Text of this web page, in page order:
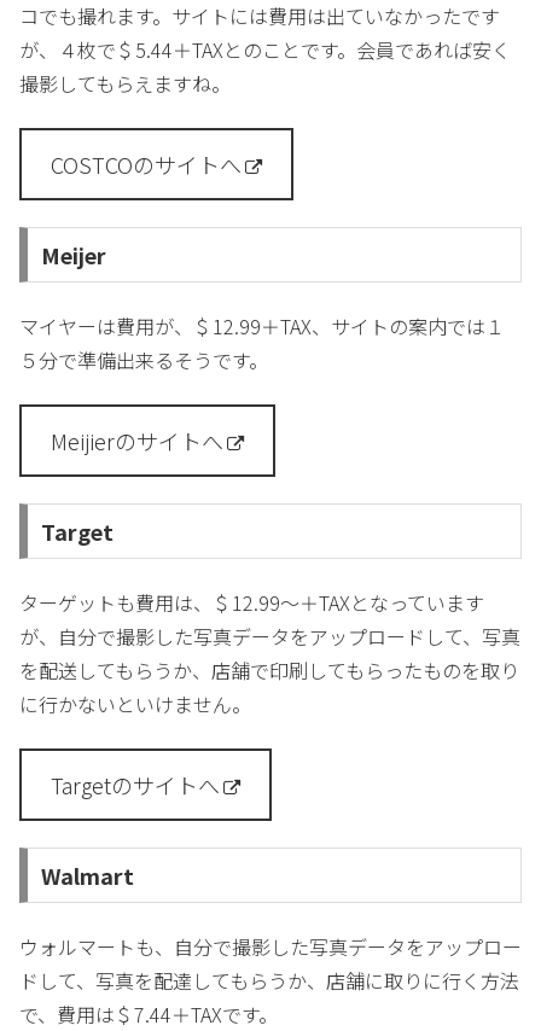
コでも撮れます。サイトには費用は出ていなかったです
が、４枚で＄5.44＋TAXとのことです。会員であれば安く
撮影してもらえますね。
COSTCOのサイトへ
Meijer
マイヤーは費用が、＄12.99＋TAX、サイトの案内では１
５分で準備出来るそうです。
Meijierのサイトへ
Target
ターゲットも費用は、＄12.99～＋TAXとなっています
が、自分で撮影した写真データをアップロードして、写真
を配送してもらうか、店舗で印刷してもらったものを取り
に行かないといけません。
Targetのサイトへ
Walmart
ウォルマートも、自分で撮影した写真データをアップロー
ドして、写真を配達してもらうか、店舗に取りに行く方法
で、費用は＄7.44＋TAXです。